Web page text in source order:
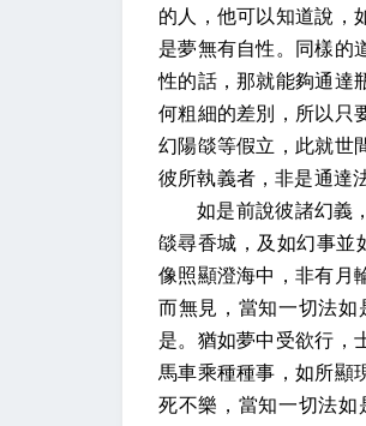
的人，他可以知道說，
是夢無有自性。同樣的
性的話，那就能夠通達
何粗細的差別，所以只
幻陽燄等假立，此就世
彼所執義者，非是通達
如是前說彼諸幻義
燄尋香城，及如幻事並
像照顯澄海中，非有月
而無見，當知一切法如
是。猶如夢中受欲行，
馬車乘種種事，如所顯
死不樂，當知一切法如